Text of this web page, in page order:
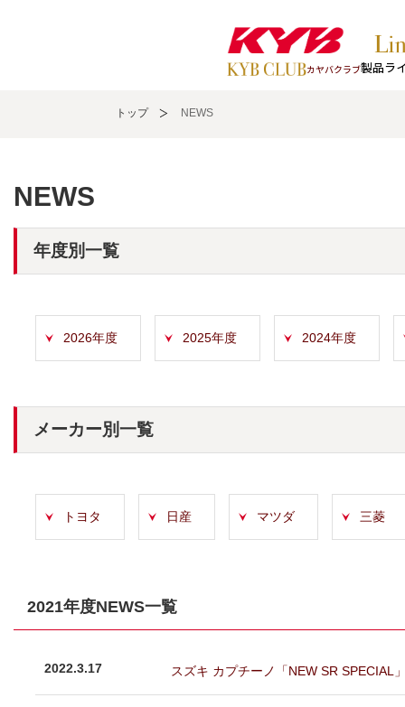
カヤバクラブ製品ラ
トップ NEWS
NEWS
年度別一覧
2026年度 2025年度 2024年度
メーカー別一覧
トヨタ 日産 マツダ 三菱
2021年度NEWS一覧
2022.3.17 スズキ カプチーノ「NEW SR SPECIAL